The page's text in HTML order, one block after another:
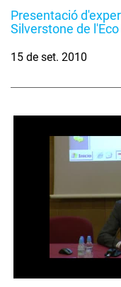
Presentació
Silverstone de l'Eco
15 de set. 2010